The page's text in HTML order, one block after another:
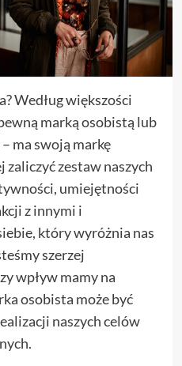
Według większości
marką osobistą lub
ma swoją markę
zestaw naszych
umiejętności
z innymi i
który wyróżnia nas
szerzej
wpływ mamy na
osobista może być
naszych celów